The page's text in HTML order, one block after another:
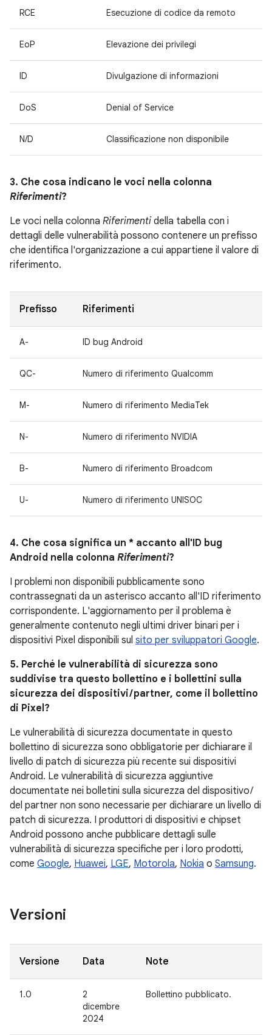
RCE Esecuzione di codice da remoto
EoP Elevazione dei privilegi
ID Divulgazione di informazioni
DoS Denial of Service
N/D Classificazione non disponibile
3. Che cosa indicano le voci nella colonna
Riferimenti?
Le voci nella colonna Riferimenti della tabella con i
dettagli delle vulnerabilità possono contenere un prefisso
che identifica l'organizzazione a cui appartiene il valore di
riferimento.
Prefisso Riferimenti
A- ID bug Android
QC- Numero di riferimento Qualcomm
M- Numero di riferimento MediaTek
N- Numero di riferimento NVIDIA
B- Numero di riferimento Broadcom
U- Numero di riferimento UNISOC
4. Che cosa significa un * accanto all'ID bug
Android nella colonna Riferimenti?
I problemi non disponibili pubblicamente sono
contrassegnati da un asterisco accanto all'ID riferimento
corrispondente. L'aggiornamento per il problema è
generalmente contenuto negli ultimi driver binari per i
dispositivi Pixel disponibili sul sito per sviluppatori Google.
5. Perché le vulnerabilità di sicurezza sono
suddivise tra questo bollettino e i bollettini sulla
sicurezza dei dispositivi / partner, come il bollettino
di Pixel?
Le vulnerabilità di sicurezza documentate in questo
bollettino di sicurezza sono obbligatorie per dichiarare il
livello di patch di sicurezza più recente sui dispositivi
Android. Le vulnerabilità di sicurezza aggiuntive
documentate nei bolletini sulla sicurezza del dispositivo /
del partner non sono necessarie per dichiarare un livello di
patch di sicurezza. I produttori di dispositivi e chipset
Android possono anche pubblicare dettagli sulle
vulnerabilità di sicurezza specifiche per i loro prodotti,
come Google, Huawei, LGE, Motorola, Nokia o Samsung.
Versioni
Versione Data Note
1.0
2
dicembre
2024
Bollettino pubblicato.